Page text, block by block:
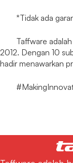
*Tidak ada
Taffware
2012. Dengan 10
hadir menawarkan